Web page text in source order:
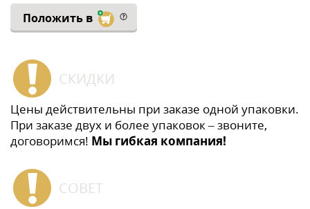
Положить в
СКИДКИ
Цены действительны при заказе одной упаковки.
При заказе двух и более упаковок – звоните,
договоримся! Мы гибкая компания!
СОВЕТ